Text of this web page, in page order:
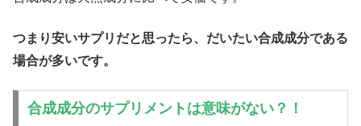
つまり安いサプリだと思ったら、だいたい合成成分である
場合が多いです。
合成成分のサプリメントは意味がない？！